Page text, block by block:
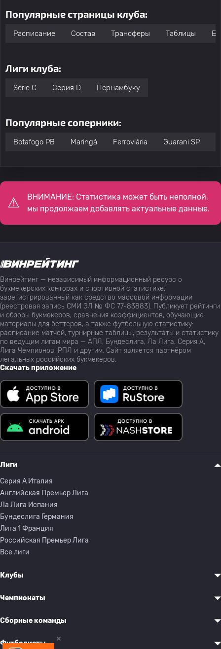
Популярные страницы клуба:
Расписание Состав Трансферы Таблицы
Лиги клуба:
Serie C Серия D Пернамбуку
Популярные соперники:
Botafogo PB Maringá Ferroviária Guarani SP
ВНИМАНИЕ: Статистика может быть неполной,
мы продолжаем добавлять актуальные данные.
Винрейтинг — независимый информационный ресурс о
букмекерских конторах и спортивной статистике,
зарегистрированный как средство массовой информации
(реестровая запись СМИ ЭЛ № ФС 77-83883). Публикует рейтинги
и обзоры букмекеров, сравнения коэффициентов, обучающие
материалы для беттеров, а также футбольную статистику:
расписание матчей, турнирные таблицы, результаты и статистику
по ведущим лигам мира — АПЛ, Бундеслига, Ла Лига, Серия А,
Лига Чемпионов, РПЛ и другим. Сайт является партнёром
легальных российских букмекеров.
Скачать приложение
Лиги
Серия A Италия
Английская Премьер Лига
Ла Лига Испания
Бундеслига Германия
Лига 1 Франция
Российская Премьер Лига
Все лиги
Клубы
Чемпионаты
Сборные команды
Футболисты